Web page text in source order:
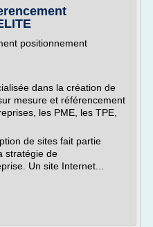
positionnement
dans la création de
mesure et référencement
les PME, les TPE,
de sites fait partie
stratégie de
Un site Internet...